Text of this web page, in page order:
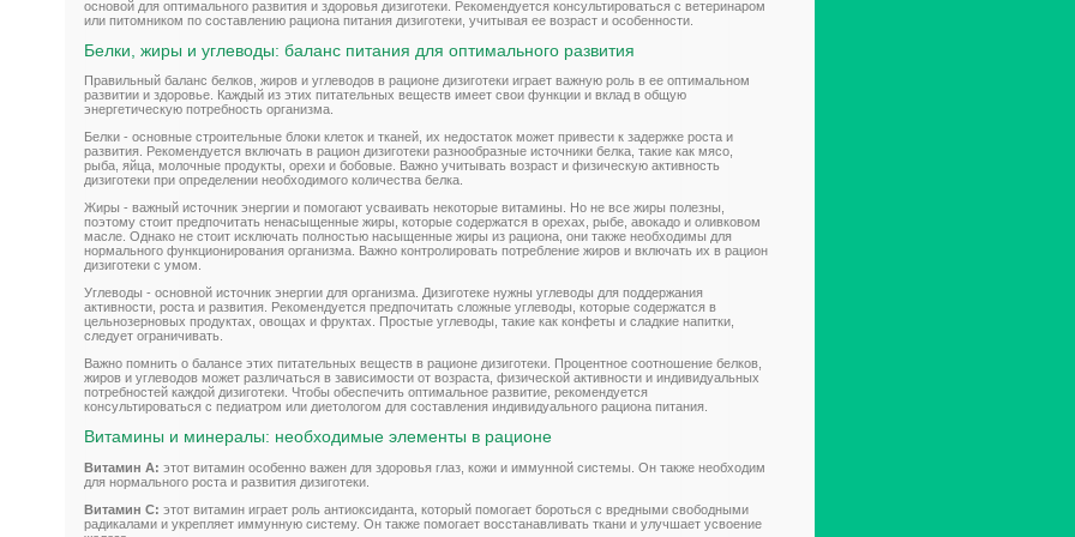
основой для оптимального развития и здоровья дизиготеки. Рекомендуется консультироваться с ветеринаром
или питомником по составлению рациона питания дизиготеки, учитывая ее возраст и особенности.
Белки, жиры и углеводы: баланс питания для оптимального развития
Правильный баланс белков, жиров и углеводов в рационе дизиготеки играет важную роль в ее оптимальном
развитии и здоровье. Каждый из этих питательных веществ имеет свои функции и вклад в общую
энергетическую потребность организма.
Белки - основные строительные блоки клеток и тканей, их недостаток может привести к задержке роста и
развития. Рекомендуется включать в рацион дизиготеки разнообразные источники белка, такие как мясо,
рыба, яйца, молочные продукты, орехи и бобовые. Важно учитывать возраст и физическую активность
дизиготеки при определении необходимого количества белка.
Жиры - важный источник энергии и помогают усваивать некоторые витамины. Но не все жиры полезны,
поэтому стоит предпочитать ненасыщенные жиры, которые содержатся в орехах, рыбе, авокадо и оливковом
масле. Однако не стоит исключать полностью насыщенные жиры из рациона, они также необходимы для
нормального функционирования организма. Важно контролировать потребление жиров и включать их в рацион
дизиготеки с умом.
Углеводы - основной источник энергии для организма. Дизиготеке нужны углеводы для поддержания
активности, роста и развития. Рекомендуется предпочитать сложные углеводы, которые содержатся в
цельнозерновых продуктах, овощах и фруктах. Простые углеводы, такие как конфеты и сладкие напитки,
следует ограничивать.
Важно помнить о балансе этих питательных веществ в рационе дизиготеки. Процентное соотношение белков,
жиров и углеводов может различаться в зависимости от возраста, физической активности и индивидуальных
потребностей каждой дизиготеки. Чтобы обеспечить оптимальное развитие, рекомендуется
консультироваться с педиатром или диетологом для составления индивидуального рациона питания.
Витамины и минералы: необходимые элементы в рационе
Витамин А: этот витамин особенно важен для здоровья глаз, кожи и иммунной системы. Он также необходим
для нормального роста и развития дизиготеки.
Витамин С: этот витамин играет роль антиоксиданта, который помогает бороться с вредными свободными
радикалами и укрепляет иммунную систему. Он также помогает восстанавливать ткани и улучшает усвоение